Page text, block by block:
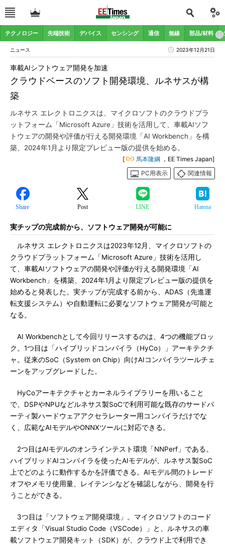
テクノロジー 先端技術 デバイス センシング 通信 無線 部品/材料
ニュース 2023年12月21日
クラウドベースのソフト開発環境、ルネサスが構
築
車載AIシフトウェア開発を加速
ルネサス エレクトロニクスは、マイクロソフトのクラウドプラ
ットフォーム「Microsoft Azure」技術を活用して、車載AIソフ
トウェアの開発や評価が行える開発環境「AI Workbench」を構
築、2024年1月より限定プレビュー版の提供を始める。
[ 馬本隆綱 ，EE Times Japan]
PC用表示
関連情報
Share Post LINE Hatena
実チップの完成前から、ソフトウェア開発が可能に
ルネサス エレクトロニクスは2023年12月、マイクロソフトの
クラウドプラットフォーム「Microsoft Azure」技術を活用し
て、車載AIソフトウェアの開発や評価が行える開発環境「AI
Workbench」を構築、2024年1月より限定プレビュー版の提供を
始めると発表した。実チップが完成する前から、ADAS（先進運
転支援システム）や自動運転に必要なソフトウェア開発が可能と
なる。
AI Workbenchとして今回リリースするのは、4つの機能ブロッ
ク。1つ目は「ハイブリッドコンパイラ（HyCo）」アーキテクチ
ャ。従来のSoC（System on Chip）向けAIコンパイラツールチェ
ーンをアップグレードした。
HyCoアーキテクチャとカーネルライブラリーを用いること
で、DSPやNPUなどルネサス製SoCで利用可能な既存のサードパ
ーティ製ハードウェアアクセラレーター用コンパイラだけでな
く、広範なAIモデルやONNXツールに対応できる。
2つ目はAIモデルのオンラインテスト環境「NNPerf」である。
ハイブリッドAIコンパイラを使ったAIモデルが、ルネサス製SoC
上でどのように動作するかを評価できる。AIモデル間のトレード
オフやメモリ使用量、レイテンシなどを確認しながら、開発を行
うことができる。
3つ目は「ソフトウェア開発環境」。マイクロソフトのコード
エディタ「Visual Studio Code（VSCode）」と、ルネサスの車
載ソフトウェア開発キット（SDK）が、クラウド上で利用でき